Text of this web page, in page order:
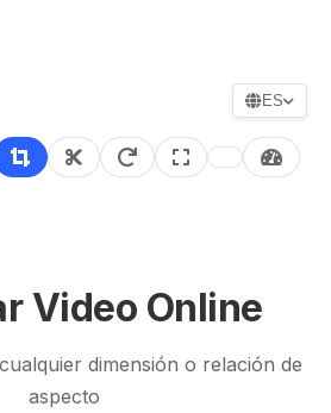
ES
Video Online
dimensión o relación de
aspecto